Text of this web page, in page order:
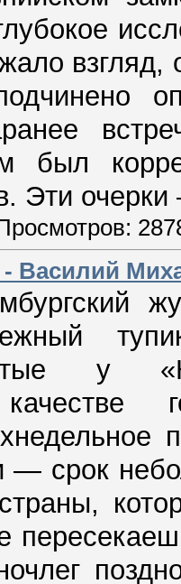
был
Эти
Василий
у
— срок